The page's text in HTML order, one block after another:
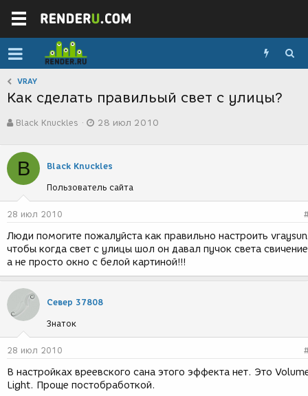
VRAY
Как сделать правильый свет с улицы?
в
о
р
т
е
м
ы
Black Knuckles
а
с
з
д
и
я
28 июл 2010
B Black Knuckles
Пользователь сайта
28 июл 2010
Люди помогите пожалуйста как правильно настроить vraysun
чтобы когда свет с улицы шол он давал пучок света свичение
а не просто окно с белой картиной!!!
Север 37808
Знаток
28 июл 2010
В настройках вреевского сана этого эффекта нет. Это
Light. Проще постобработкой.